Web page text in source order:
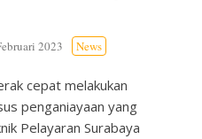
2023 News
cepat melakukan
penganiayaan yang
Pelayaran Surabaya